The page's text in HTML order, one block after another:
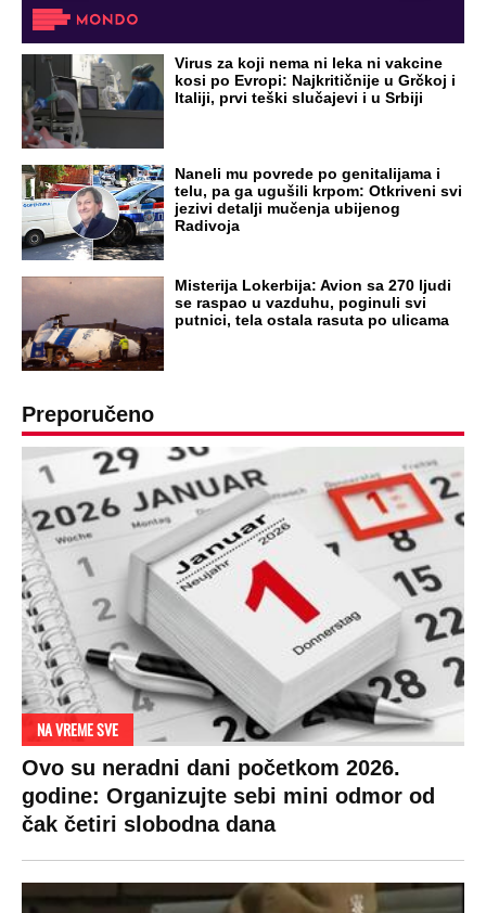
DRAMA ZBOG LJUBAVNE PRIČE
Zbog svadbe trudne Srpkinje i Albanca
proradio nacionalizam! Popljuvali ih samo
tako: "Ti si svoje srpsko izdala"
RAJ!
Žene u Srbiji su poludele za njima,
ogledaju se, bacaju pare: Ovde bunde
koštaju 100 evra, a neke i 2.000 dinara!